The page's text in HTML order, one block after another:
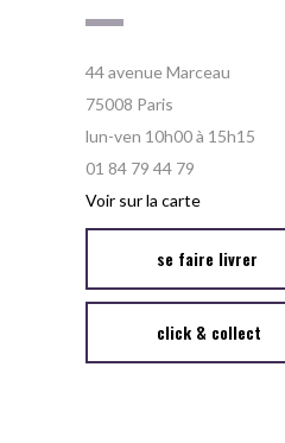
44 avenue Marceau
75008 Paris
lun-ven 10h00 à 15h15
01 84 79 44 79
Voir sur la carte
se faire livrer
click & collect